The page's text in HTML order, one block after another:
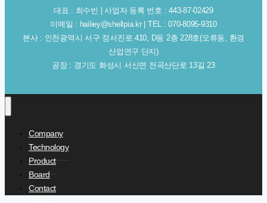
대표 : 최수빈 | 사업자 등록 번호 : 443-87-02429
이메일 : hailiey@shellpia.kr | TEL : 070-8095-9310
본사 : 인천광역시 서구 정서진로 410, D동 2층 228호(오류동, 환경
산업연구 단지)
공장 : 경기도 화성시 서신면 전곡산단로 13길 23
Company
Technology
Product
Board
Contact